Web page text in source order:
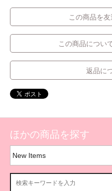
この商品を
この商品につい
返品に
ほかの商品を探す